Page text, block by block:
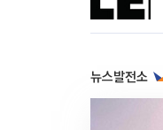
뉴스발전소